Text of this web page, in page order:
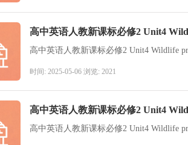
高中英语人教新课标必修2 Unit4
高中英语人教新课标必修2 Unit4 Wildlife
时间: 2025-05-06 浏览: 2021
高中英语人教新课标必修2 Unit4
高中英语人教新课标必修2 Unit4 Wildlife